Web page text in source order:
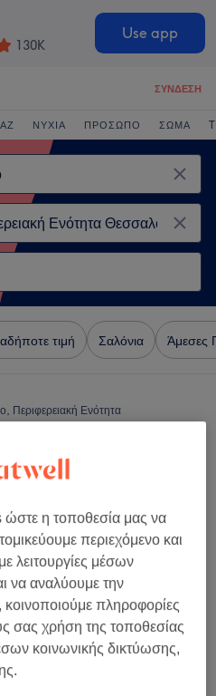
130K
Use app
ΣΎΝΔΕΣΗ
ΝΎΧΙΑ ΠΡΌΣΩΠΟ ΣΏΜΑ
τιμή Σαλόνια Άμεσες
Περιφερειακή Ενότητα
η τοποθεσία μας να
περιεχόμενο και
λειτουργίες μέσων
να αναλύουμε την
πληροφορίες
σας χρήση της τοποθεσίας
κοινωνικής δικτύωσης,